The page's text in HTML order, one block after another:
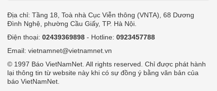
Địa chỉ: Tầng 18, Toà nhà Cục Viễn thông (VNTA), 68 Dương
Đình Nghệ, phường Cầu Giấy, TP. Hà Nội.
Điện thoại: 02439369898 - Hotline: 0923457788
Email: vietnamnet@vietnamnet.vn
© 1997 Báo VietNamNet. All rights reserved. Chỉ được phát hành
lại thông tin từ website này khi có sự đồng ý bằng văn bản của
báo VietNamNet.